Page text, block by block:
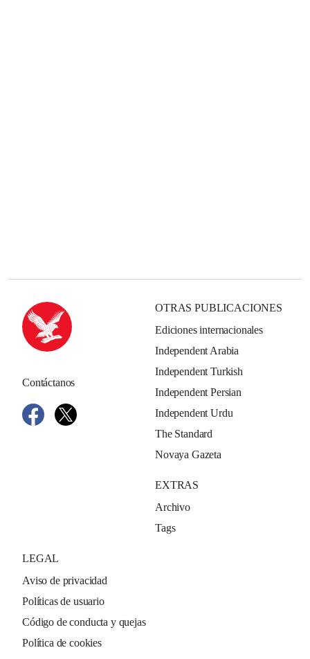
Contáctanos
OTRAS PUBLICACIONES
Ediciones internacionales
Independent Arabia
Independent Turkish
Independent Persian
Independent Urdu
The Standard
Novaya Gazeta
EXTRAS
Archivo
Tags
LEGAL
Aviso de privacidad
Políticas de usuario
Código de conducta y quejas
Política de cookies